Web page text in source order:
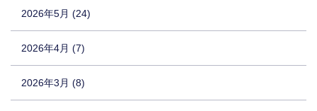
2026年5月 (24)
2026年4月 (7)
2026年3月 (8)